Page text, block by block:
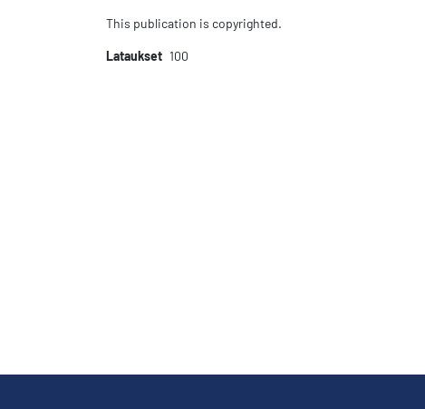
This publication is copyrighted.
Lataukset 100